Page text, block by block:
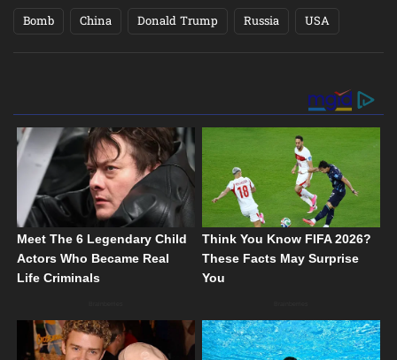
Bomb China Donald Trump Russia USA